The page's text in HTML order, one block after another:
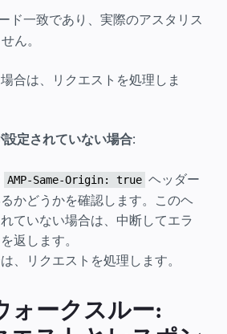
ド一致であり、実際のアスタリス
ん。
合は、リクエストを処理しま
定されていない場合:
AMP-Same-Origin: true ヘッダー
かどうかを確認します。このヘ
ていない場合は、中断してエラ
返します。
、リクエストを処理します。
ォークスルー: